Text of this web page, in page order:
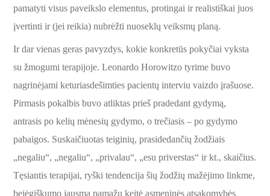
pamatyti visus paveikslo elementus, protingai ir realistiškai juos
įvertinti ir (jei reikia) nubrėžti nuoseklų veiksmų planą.
Ir dar vienas geras pavyzdys, kokie konkretūs pokyčiai vyksta
su žmogumi terapijoje. Leonardo Horowitzo tyrime buvo
nagrinėjami keturiasdešimties pacientų interviu vaizdo įrašuose.
Pirmasis pokalbis buvo atliktas prieš pradedant gydymą,
antrasis po kelių mėnesių gydymo, o trečiasis – po gydymo
pabaigos. Suskaičiuotas teiginių, prasidedančių žodžiais
„negaliu“, „negaliu“, „privalau“, „esu priverstas“ ir kt., skaičius.
Tęsiantis terapijai, ryški tendencija šių žodžių mažėjimo linkme,
bejėgiškumo jausmą pamažu keitė asmeninės atsakomybės